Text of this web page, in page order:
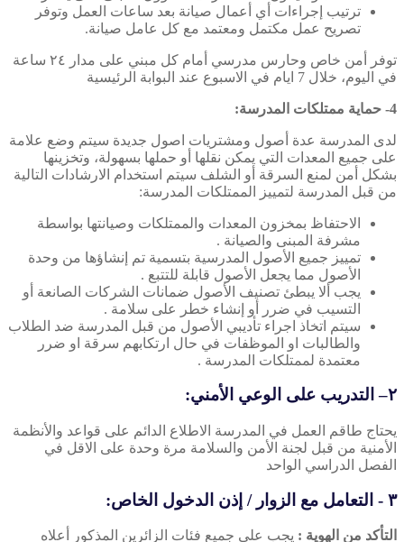
ترتيب إجراءات أي أعمال صيانة بعد ساعات العمل وتوفر
تصريح عمل مكتمل ومعتمد مع كل عامل صيانة.
توفر أمن خاص وحارس مدرسي أمام كل مبني على مدار ٢٤ ساعة
في اليوم، خلال 7 ايام في الاسبوع عند البوابة الرئيسية
4- حماية ممتلكات المدرسة:
لدى المدرسة عدة أصول ومشتريات اصول جديدة سيتم وضع علامة
على جميع المعدات التي يمكن نقلها أو حملها بسهولة، وتخزينها
بشكل أمن لمنع السرقة أو الشلف سيتم استخدام الارشادات التالية
من قبل المدرسة لتمييز الممتلكات المدرسة:
الاحتفاظ بمخزون المعدات والممتلكات وصيانتها بواسطة
مشرفة المبنى والصيانة .
تمييز جميع الأصول المدرسية بتسمية تم إنشاؤها من وحدة
الأصول مما يجعل الأصول قابلة للتتبع .
يجب ألا يبطئ تصنيف الأصول ضمانات الشركات الصانعة أو
التسيب في ضرر أو إنشاء خطر على سلامة .
سيتم اتخاذ اجراء تأديبي الأصول من قبل المدرسة ضد الطلاب
والطالبات او الموظفات في حال ارتكابهم سرقة او ضرر
معتمدة لممتلكات المدرسة .
٢– التدريب على الوعي الأمني:
يحتاج طاقم العمل في المدرسة الاطلاع الدائم على قواعد والأنظمة
الأمنية من قبل لجنة الأمن والسلامة مرة وحدة على الاقل في
الفصل الدراسي الواحد
٣ - التعامل مع الزوار / إذن الدخول الخاص:
التأكد من الهوية : يجب على جميع فئات الزائرين المذكور أعلاه